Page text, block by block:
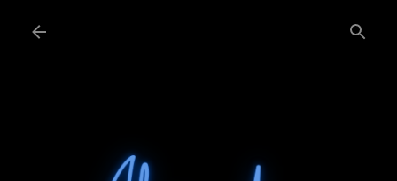
Ir al contenido principal